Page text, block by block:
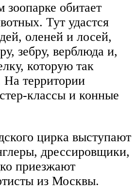
обитает
Тут удастся
оленей и лосей,
зебру, верблюда и,
которую так
территории
классы и конные
цирка выступают
дрессировщики,
приезжают
из Москвы.